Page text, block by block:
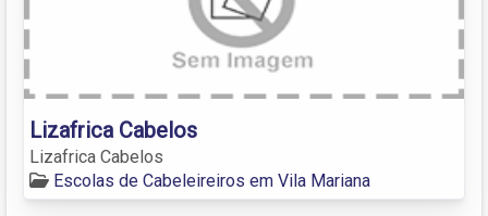
Lizafrica Cabelos
Lizafrica Cabelos
Escolas de Cabeleireiros em Vila Mariana